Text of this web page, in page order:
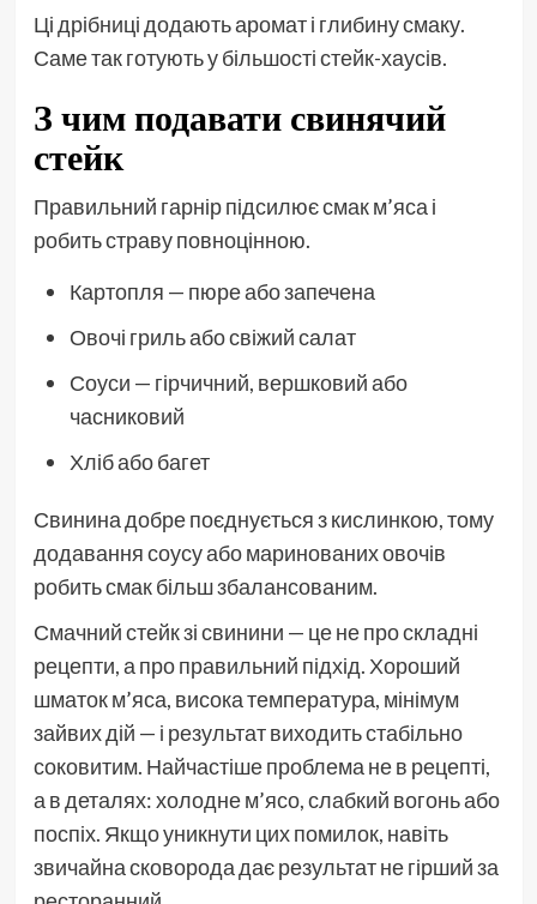
Ці дрібниці додають аромат і глибину смаку.
Саме так готують у більшості стейк-хаусів.
З чим подавати свинячий
стейк
Правильний гарнір підсилює смак м’яса і
робить страву повноцінною.
Картопля — пюре або запечена
Овочі гриль або свіжий салат
Соуси — гірчичний, вершковий або
часниковий
Хліб або багет
Свинина добре поєднується з кислинкою, тому
додавання соусу або маринованих овочів
робить смак більш збалансованим.
Смачний стейк зі свинини — це не про складні
рецепти, а про правильний підхід. Хороший
шматок м’яса, висока температура, мінімум
зайвих дій — і результат виходить стабільно
соковитим. Найчастіше проблема не в рецепті,
а в деталях: холодне м’ясо, слабкий вогонь або
поспіх. Якщо уникнути цих помилок, навіть
звичайна сковорода дає результат не гірший за